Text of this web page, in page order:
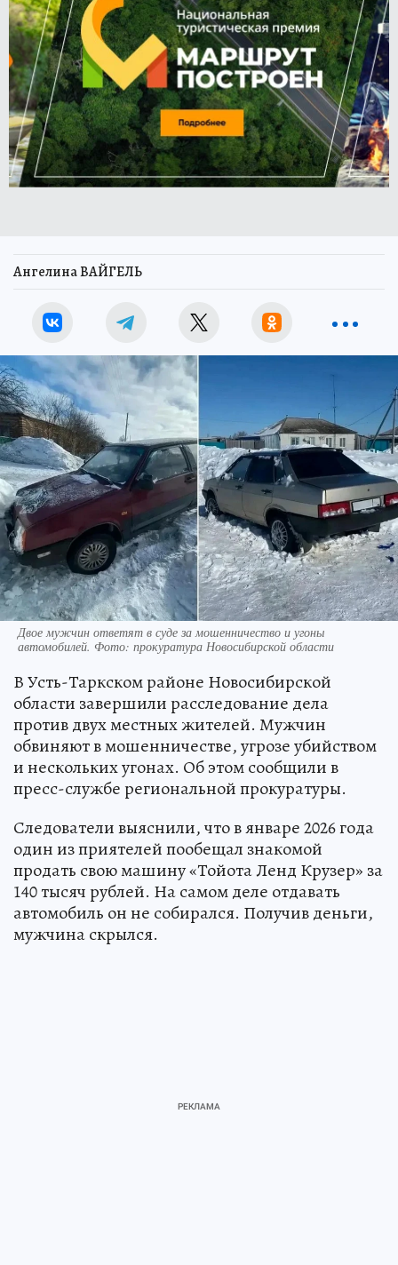
Ангелина ВАЙГЕЛЬ
Двое мужчин ответят в суде за мошенничество и угоны
автомобилей. Фото: прокуратура Новосибирской области
В Усть-Таркском районе Новосибирской
области завершили расследование дела
против двух местных жителей. Мужчин
обвиняют в мошенничестве, угрозе убийством
и нескольких угонах. Об этом сообщили в
пресс-службе региональной прокуратуры.
Следователи выяснили, что в январе 2026 года
один из приятелей пообещал знакомой
продать свою машину «Тойота Ленд Крузер» за
140 тысяч рублей. На самом деле отдавать
автомобиль он не собирался. Получив деньги,
мужчина скрылся.